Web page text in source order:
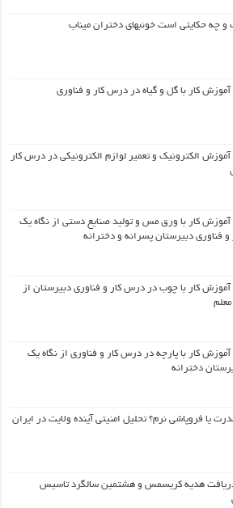
و چه حکایتی است خونبهای دختران میناب
کار با گل و گیاه در درس کار و فناوری
الکترونیک و تعمیر لوازم الکترونیکی در درس کار
کار با ورق مس و تولید صنایع دستی از نگاه یک
و فناوری دبیرستان پسرانه و دخترانه
کار با چوب در درس کار و فناوری دبیرستان از
کار با پارچه در درس کار و فناوری از نگاه یک
دخترانه
یا فروپاشی نرم؟ تحلیل امنیتی آینده ولایت در ایران
هدیه کریسمس و هشتمین سالگرد تاسیس